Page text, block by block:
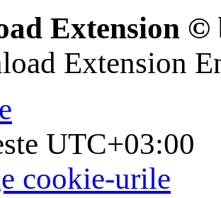
Extension
Extension
UTC+03:00
cookie-urile